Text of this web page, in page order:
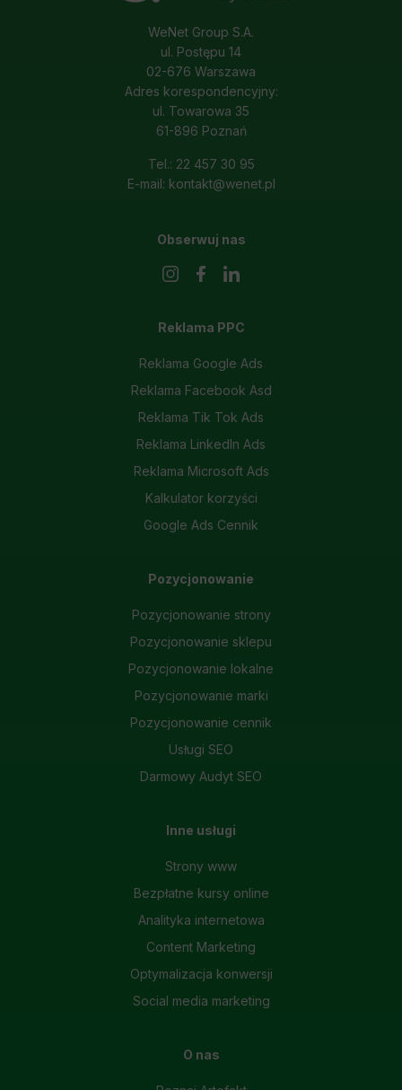
WeNet Group S.A.
ul. Postępu 14
02-676 Warszawa
Adres korespondencyjny:
ul. Towarowa 35
61-896 Poznań
Tel.: 22 457 30 95
E-mail: kontakt@wenet.pl
Reklama PPC
Reklama Google Ads
Reklama Facebook Asd
Reklama Tik Tok Ads
Reklama LinkedIn Ads
Reklama Microsoft Ads
Kalkulator korzyści
Google Ads Cennik
Pozycjonowanie
Pozycjonowanie strony
Pozycjonowanie sklepu
Pozycjonowanie lokalne
Pozycjonowanie marki
Pozycjonowanie cennik
Usługi SEO
Darmowy Audyt SEO
Inne usługi
Strony www
Bezpłatne kursy online
Analityka internetowa
Content Marketing
Optymalizacja konwersji
Social media marketing
O nas
Obserwuj nas